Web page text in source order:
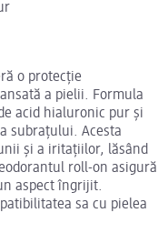
o protecție
a pielii. Formula
acid hialuronic pur și
subrațului. Acesta
și a iritațiilor, lăsând
roll-on asigură
aspect îngrijit.
sa cu pielea